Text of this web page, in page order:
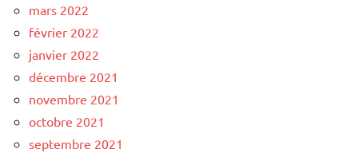
mars 2022
février 2022
janvier 2022
décembre 2021
novembre 2021
octobre 2021
septembre 2021